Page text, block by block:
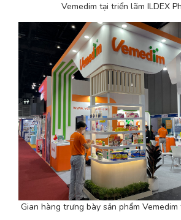
Vemedim tại triển lãm ILDEX
Gian hàng trưng bày sản phẩm